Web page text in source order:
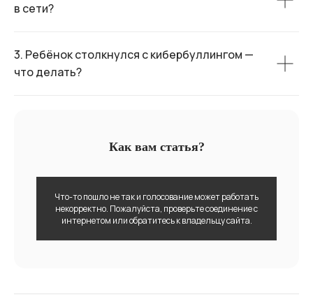
в сети?
3. Ребёнок столкнулся с кибербуллингом —
что делать?
Как вам статья?
Что-то пошло не так и голосование может работать
некорректно. Пожалуйста, проверьте соединение с
интернетом или обратитесь к владельцу сайта.